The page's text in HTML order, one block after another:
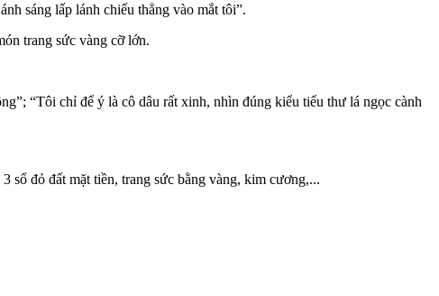
sáng lấp lánh chiếu thẳng vào mắt tôi”.
trang sức vàng cỡ lớn.
“Tôi chỉ để ý là cô dâu rất xinh, nhìn đúng kiểu tiểu thư lá ngọc cành
sổ đỏ đất mặt tiền, trang sức bằng vàng, kim cương,...